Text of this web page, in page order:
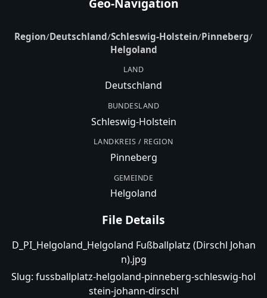
Region/Deutschland/Schleswig-Holstein/Pinneberg/
Helgoland
LAND
Deutschland
BUNDESLAND
Schleswig-Holstein
LANDKREIS / REGION
Pinneberg
GEMEINDE
Helgoland
File Details
D_PI_Helgoland_Helgoland Fußballplatz (Dirschl Johan
n).jpg
Slug: fussballplatz-helgoland-pinneberg-schleswig-hol
stein-johann-dirschl